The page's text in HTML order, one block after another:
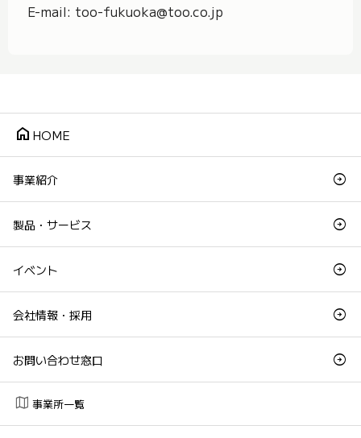
E-mail: too-fukuoka@too.co.jp
home HOME
事業紹介
製品・サービス
イベント
会社情報・採用
お問い合わせ窓口
map 事業所一覧